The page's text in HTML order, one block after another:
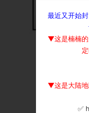
最近又开始
▼这是楠楠的
▼这是大陆地
✅